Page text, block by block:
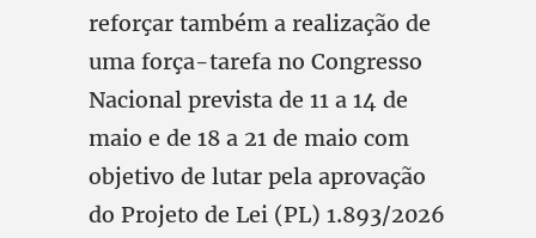
reforçar também a realização de
uma força-tarefa no Congresso
Nacional prevista de 11 a 14 de
maio e de 18 a 21 de maio com
objetivo de lutar pela aprovação
do Projeto de Lei (PL) 1.893/2026